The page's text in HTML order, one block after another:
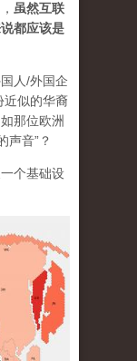
虽然互联
都应该是
人/外国企
近似的华裔
那位欧洲
声音”？
个基础设